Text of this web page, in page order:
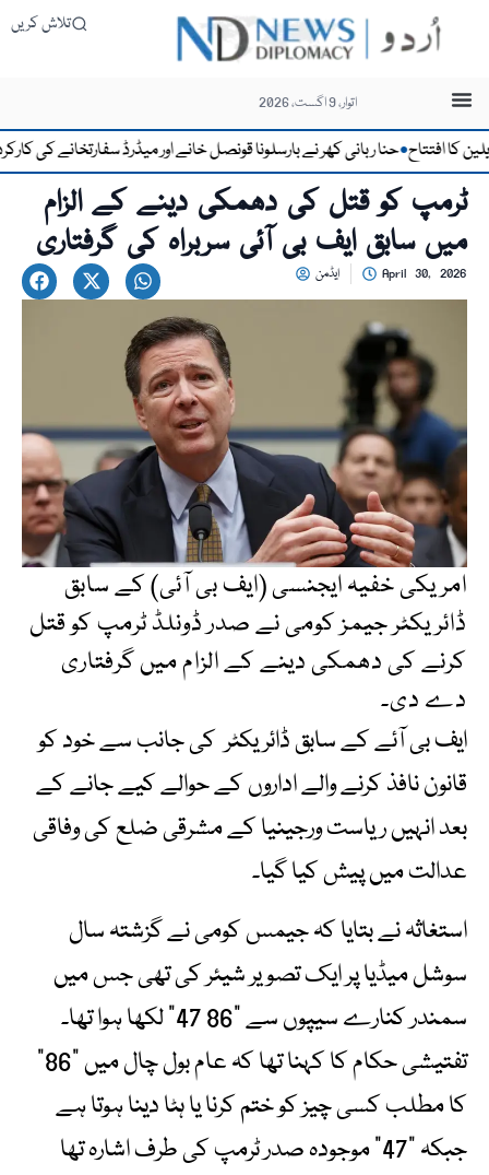
تلاش کریں
اتوار، 9 اگست، 2026
حنا ربانی کھر نے بارسلونا قونصل خانے اور میڈرڈ سفارتخانے کی●افتتاح
ٹرمپ کو قتل کی دھمکی دینے کے الزام
میں سابق ایف بی آئی سربراہ کی گرفتاری
ایڈمن April 30, 2026
امریکی خفیہ ایجنسی (ایف بی آئی) کے سابق
ڈائریکٹر جیمز کومی نے صدر ڈونلڈ ٹرمپ کو قتل
کرنے کی دھمکی دینے کے الزام میں گرفتاری
دے دی۔
ایف بی آئے کے سابق ڈائریکٹر کی جانب سے خود کو
قانون نافذ کرنے والے اداروں کے حوالے کیے جانے کے
بعد انہیں ریاست ورجینیا کے مشرقی ضلع کی وفاقی
عدالت میں پیش کیا گیا۔
استغاثہ نے بتایا کہ جیمس کومی نے گزشتہ سال
سوشل میڈیا پر ایک تصویر شیئر کی تھی جس میں
سمندر کنارے سیپوں سے “86 47” لکھا ہوا تھا۔
تفتیشی حکام کا کہنا تھا کہ عام بول چال میں “86”
کا مطلب کسی چیز کو ختم کرنا یا ہٹا دینا ہوتا ہے
جبکہ “47” موجودہ صدر ٹرمپ کی طرف اشارہ تھا